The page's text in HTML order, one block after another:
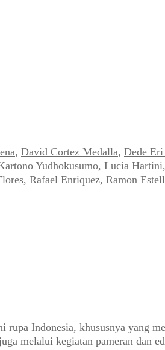
, David Cortez Medalla, Dede
Yudhokusumo, Lucia Hartini,
, Rafael Enriquez, Ramon
rupa Indonesia, khususnya yang
melalui kegiatan pameran dan